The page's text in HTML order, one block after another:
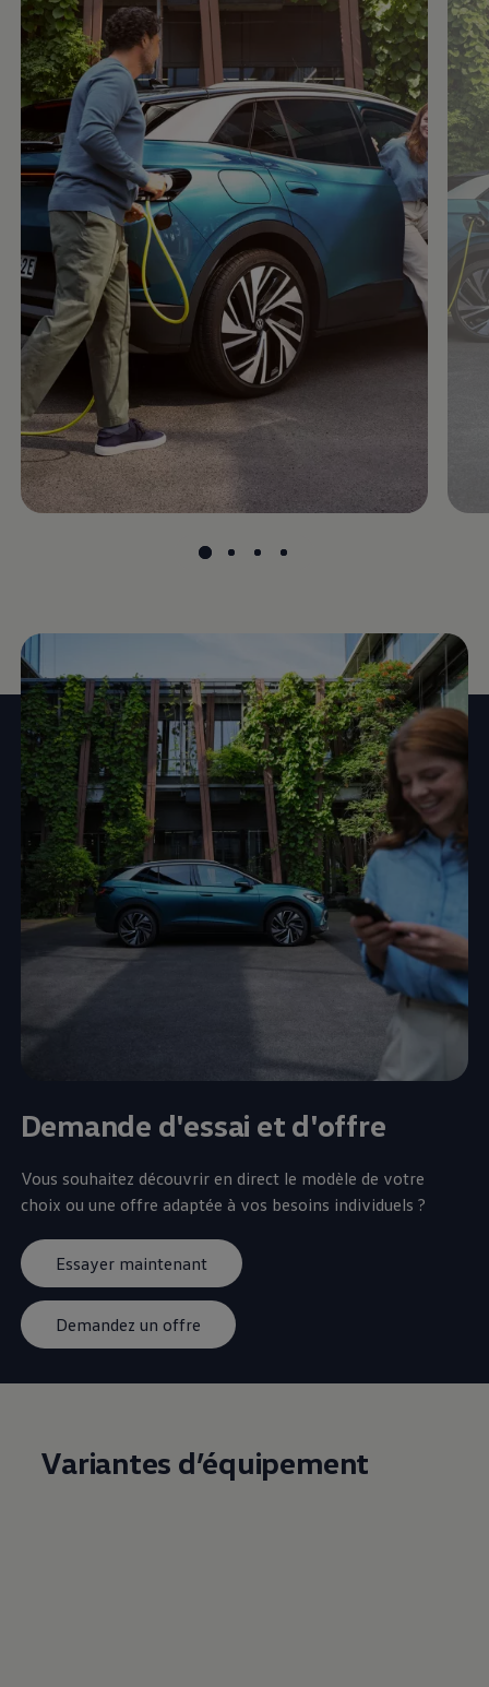
Demande d'essai et d'offre
Vous souhaitez découvrir en direct le modèle de votre
choix ou une offre adaptée à vos besoins individuels ?
Essayer maintenant
Demandez un offre
Variantes d’équipement